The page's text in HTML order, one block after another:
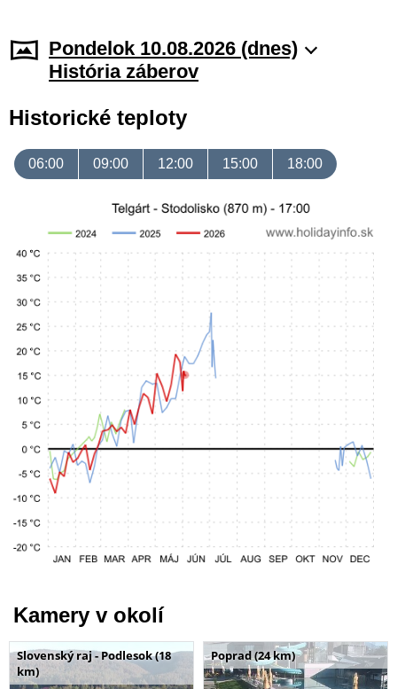
Pondelok 10.08.2026 (dnes)
História záberov
Historické teploty
06:00 09:00 12:00 15:00 18:00
Kamery v okolí
Slovenský raj - Podlesok (18
km)
Poprad (24 km)